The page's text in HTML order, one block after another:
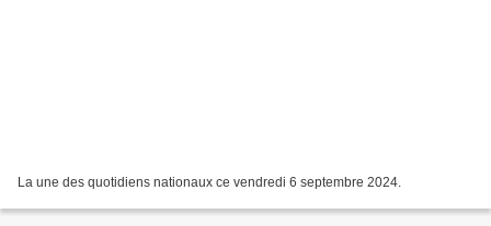
La une des quotidiens nationaux ce vendredi 6 septembre 2024.